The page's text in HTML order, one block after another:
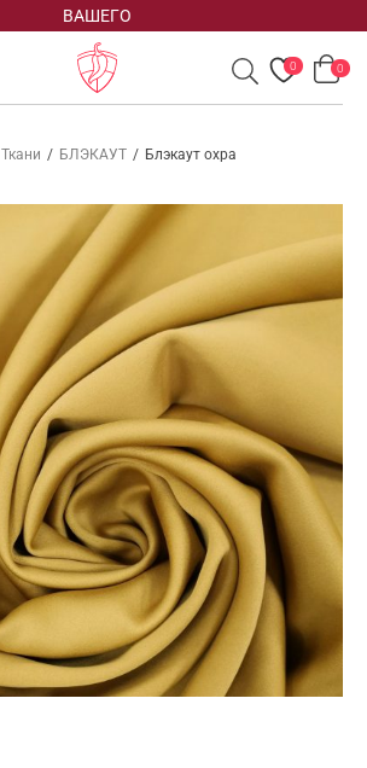
ВАШЕГО
0 0
Ткани / БЛЭКАУТ / Блэкаут охра